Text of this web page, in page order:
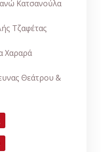
Κατσανούλα
Τζαφέτας
Χαραρά
Θεάτρου &